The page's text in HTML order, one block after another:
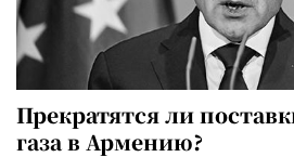
Прекратятся ли
газа в Армению?